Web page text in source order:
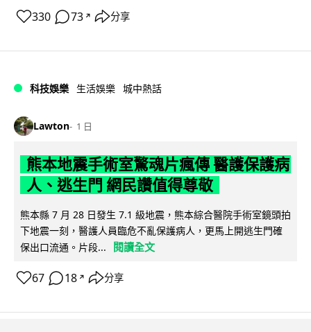
330 73 ↗ 分享
科技娛樂 生活娛樂 城中熱話
Lawton 1 日
熊本地震手術室驚魂片瘋傳 醫護保護病
人、逃生門 網民讚值得尊敬
熊本縣 7 月 28 日發生 7.1 級地震，熊本綜合醫院手術室鏡頭拍
下地震一刻，醫護人員臨危不亂保護病人，更馬上開逃生門確
保出口流通。片段...
閱讀全文
67 18 ↗ 分享